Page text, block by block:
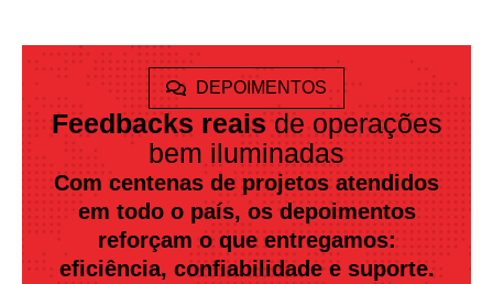
DEPOIMENTOS
Feedbacks reaisde operações
bem iluminadas
Com centenas de projetos atendidos
em todo o país, os depoimentos
reforçam o que entregamos:
eficiência, confiabilidade e suporte.